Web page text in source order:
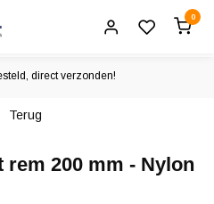
0
direct verzonden!
Terug
rem 200 mm - Nylon